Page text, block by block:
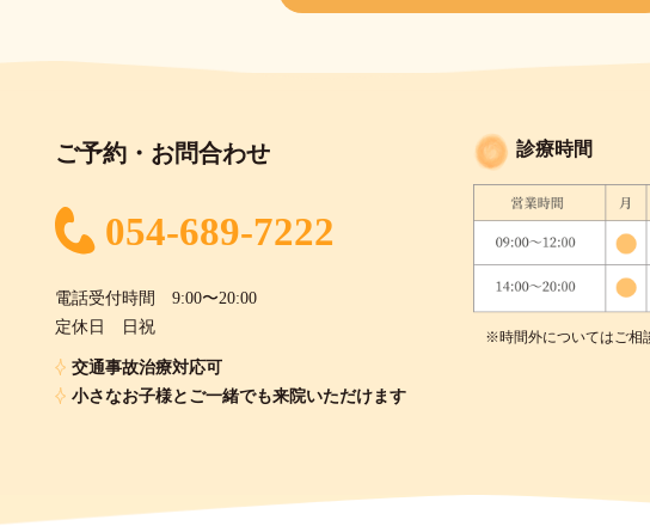
ご予約・お問合わせ
054-689-7222
電話受付時間 9:00〜20:00
定休日 日祝
交通事故治療対応可
小さなお子様とご一緒でも来院いただけます
診療時間
※時間外についてはご相